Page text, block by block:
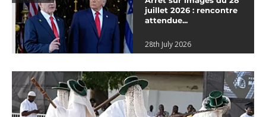
juillet 2026 : rencontre
attendue...
28th July 2026